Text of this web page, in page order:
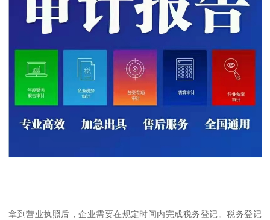
拿到营业执照后，企业需要在规定时间内完成税务登记。税务登记